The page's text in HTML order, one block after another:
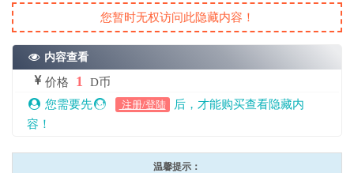
您暂时无权访问此隐藏内容！
内容查看
价格 1
D币
您需要先
注册/登陆
后，才能购买查看隐藏内
容！
温馨提示：